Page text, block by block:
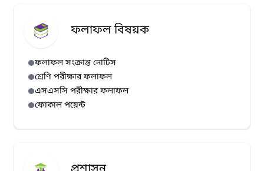
ফলাফল বিষয়ক
ফলাফল সংক্রান্ত নোটিস
শ্রেণি পরীক্ষার ফলাফল
এসএসসি পরীক্ষার ফলাফল
ফোকাল পয়েন্ট